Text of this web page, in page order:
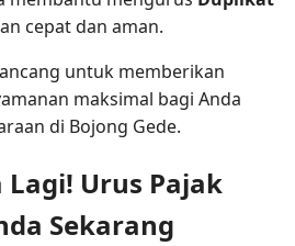
cepat dan aman.
untuk memberikan
maksimal bagi Anda
di Bojong Gede.
Lagi! Urus Pajak
Sekarang